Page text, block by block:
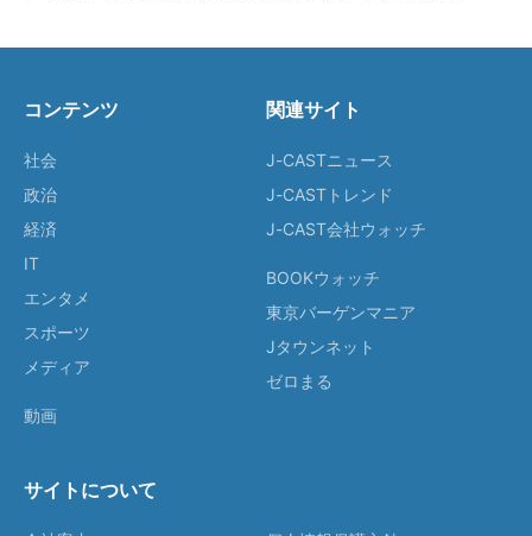
コンテンツ
社会
政治
経済
IT
エンタメ
スポーツ
メディア
動画
関連サイト
J-CASTニュース
J-CASTトレンド
J-CAST会社ウォッチ
BOOKウォッチ
東京バーゲンマニア
Jタウンネット
ゼロまる
サイトについて